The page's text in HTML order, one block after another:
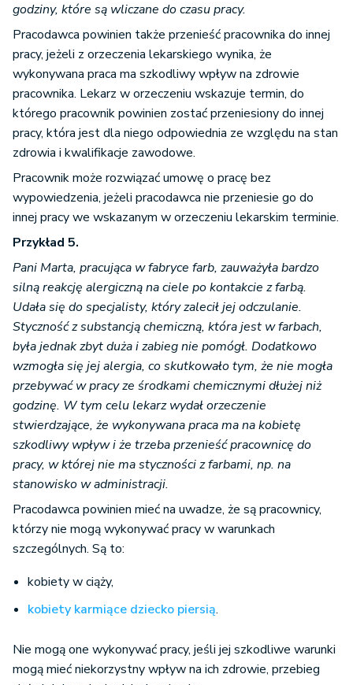
godziny, które są wliczane do czasu pracy.
Pracodawca powinien także przenieść pracownika do innej
pracy, jeżeli z orzeczenia lekarskiego wynika, że
wykonywana praca ma szkodliwy wpływ na zdrowie
pracownika. Lekarz w orzeczeniu wskazuje termin, do
którego pracownik powinien zostać przeniesiony do innej
pracy, która jest dla niego odpowiednia ze względu na stan
zdrowia i kwalifikacje zawodowe.
Pracownik może rozwiązać umowę o pracę bez
wypowiedzenia, jeżeli pracodawca nie przeniesie go do
innej pracy we wskazanym w orzeczeniu lekarskim terminie.
Przykład 5.
Pani Marta, pracująca w fabryce farb, zauważyła bardzo
silną reakcję alergiczną na ciele po kontakcie z farbą.
Udała się do specjalisty, który zalecił jej odczulanie.
Styczność z substancją chemiczną, która jest w farbach,
była jednak zbyt duża i zabieg nie pomógł. Dodatkowo
wzmogła się jej alergia, co skutkowało tym, że nie mogła
przebywać w pracy ze środkami chemicznymi dłużej niż
godzinę. W tym celu lekarz wydał orzeczenie
stwierdzające, że wykonywana praca ma na kobietę
szkodliwy wpływ i że trzeba przenieść pracownicę do
pracy, w której nie ma styczności z farbami, np. na
stanowisko w administracji.
Pracodawca powinien mieć na uwadze, że są pracownicy,
którzy nie mogą wykonywać pracy w warunkach
szczególnych. Są to:
kobiety w ciąży,
kobiety karmiące dziecko piersią.
Nie mogą one wykonywać pracy, jeśli jej szkodliwe warunki
mogą mieć niekorzystny wpływ na ich zdrowie, przebieg